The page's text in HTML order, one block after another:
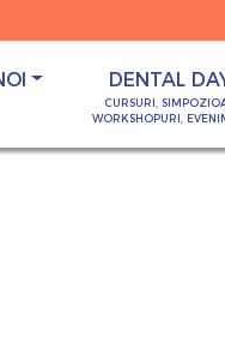
DENTAL
CURSURI,
WORKSHOPURI,